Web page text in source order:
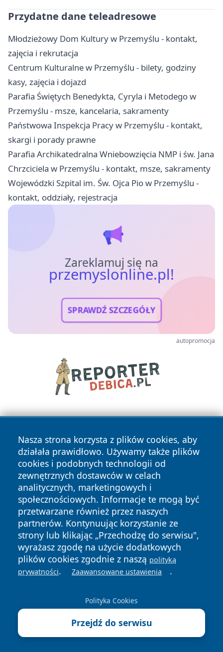
Przydatne dane teleadresowe
Młodzieżowy Dom Kultury w Przemyślu - kontakt,
zajęcia i rekrutacja
Centrum Kulturalne w Przemyślu - bilety, godziny
kasy, zajęcia i dojazd
Parafia Świętych Benedykta, Cyryla i Metodego w
Przemyślu - msze, kancelaria, sakramenty
Państwowa Inspekcja Pracy w Przemyślu - kontakt,
skargi i porady prawne
Parafia Archikatedralna Wniebowzięcia NMP i św. Jana
Chrzciciela w Przemyślu - kontakt, msze, sakramenty
Wojewódzki Szpital im. Św. Ojca Pio w Przemyślu -
kontakt, oddziały, rejestracja
Zareklamuj się na
przemyslonline.pl!
SPRAWDŹ SZCZEGÓŁY
autopromocja
Nasza strona korzysta z plików cookies, aby
działała prawidłowo. Używamy także plików
cookies i podobnych technologii od
zewnętrznych dostawców w celach
analitycznych, marketingowych i
społecznościowych. Informacje te mogą być
przetwarzane również przez naszych
partnerów. Kontynuując korzystanie ze
strony lub klikając „Przechodzę do serwisu",
wyrażasz zgodę na użycie dodatkowych
plików cookies zgodnie z naszą polityką
prywatności. Zaawansowane ustawienia .
Polityka Cookies
Przejdź do serwisu
Copyright © 2026 przemyslonline.pl Wszystkie prawa
zastrzeżone.
News Autorzy
Polityka
Prywatności
Polityka
Cookies